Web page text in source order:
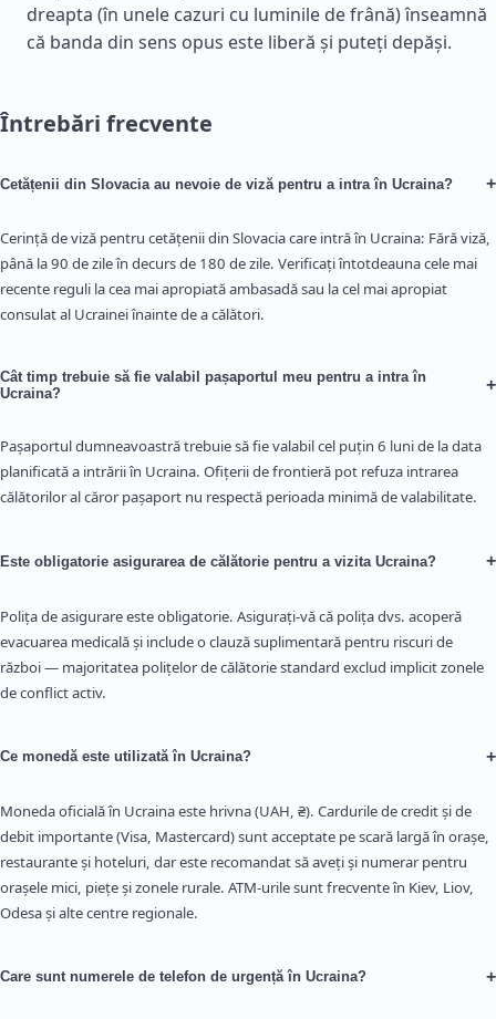
dreapta (în unele cazuri cu luminile de frână) înseamnă
că banda din sens opus este liberă și puteți depăși.
Întrebări frecvente
Cetățenii din Slovacia au nevoie de viză pentru a intra în Ucraina? +
Cerință de viză pentru cetățenii din Slovacia care intră în Ucraina: Fără viză,
până la 90 de zile în decurs de 180 de zile. Verificați întotdeauna cele mai
recente reguli la cea mai apropiată ambasadă sau la cel mai apropiat
consulat al Ucrainei înainte de a călători.
Cât timp trebuie să fie valabil pașaportul meu pentru a intra în
Ucraina?
+
Pașaportul dumneavoastră trebuie să fie valabil cel puțin 6 luni de la data
planificată a intrării în Ucraina. Ofițerii de frontieră pot refuza intrarea
călătorilor al căror pașaport nu respectă perioada minimă de valabilitate.
Este obligatorie asigurarea de călătorie pentru a vizita Ucraina? +
Polița de asigurare este obligatorie. Asigurați-vă că polița dvs. acoperă
evacuarea medicală și include o clauză suplimentară pentru riscuri de
război — majoritatea polițelor de călătorie standard exclud implicit zonele
de conflict activ.
Ce monedă este utilizată în Ucraina? +
Moneda oficială în Ucraina este hrivna (UAH, ₴). Cardurile de credit și de
debit importante (Visa, Mastercard) sunt acceptate pe scară largă în orașe,
restaurante și hoteluri, dar este recomandat să aveți și numerar pentru
orașele mici, piețe și zonele rurale. ATM-urile sunt frecvente în Kiev, Liov,
Odesa și alte centre regionale.
Care sunt numerele de telefon de urgență în Ucraina? +